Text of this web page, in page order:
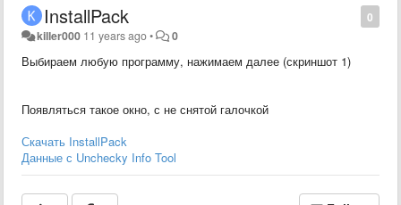
0
InstallPack
killer000 11 years ago• 0
Выбираем любую программу, нажимаем далее (скриншот 1)
Появляться такое окно, с не снятой галочкой
Скачать InstallPack
Данные с Unchecky Info Tool